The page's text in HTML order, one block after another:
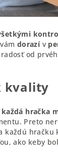
dorazív
od
kvality
hračka
Preto
každú hračku
ako keby